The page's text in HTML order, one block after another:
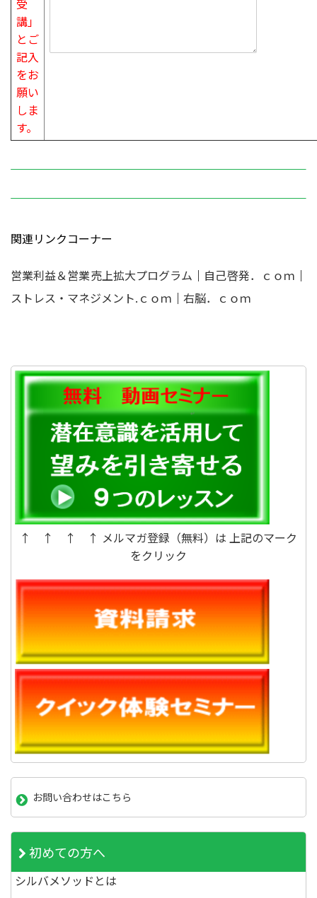
受
講」
と ご
記入
をお
願い
しま
す。
関連リンクコーナー
営業利益＆営業売上拡大プログラム ｜ 自己啓発．ｃｏｍ ｜
ストレス・マネジメント.ｃｏｍ ｜ 右脳．ｃｏｍ
↑ ↑ ↑ ↑ メルマガ登録（無料）は 上記のマーク
をクリック
お問い合わせはこちら
初めての方へ
シルバメソッドとは